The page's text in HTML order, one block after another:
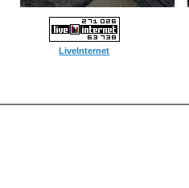
LiveInternet